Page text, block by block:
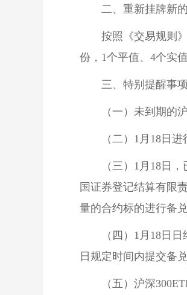
二、重新挂牌新的
按照《交易规则》
份，1个平值、4个实
三、特别提醒事项
（一）未到期的沪
（二）1月18日进行
（三）1月18日，已
国证券登记结算有限
量的合约标的进行备
（四）1月18日日终
日规定时间内提交备
（五）沪深300ETF